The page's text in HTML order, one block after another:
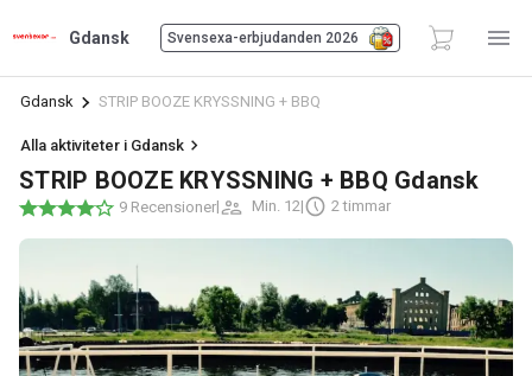
Gdansk Svensexa-erbjudanden 2026
Gdansk STRIP BOOZE KRYSSNING + BBQ
Alla aktiviteter i Gdansk
STRIP BOOZE KRYSSNING + BBQ Gdansk
9 Recensioner| Min. 12| 2 timmar